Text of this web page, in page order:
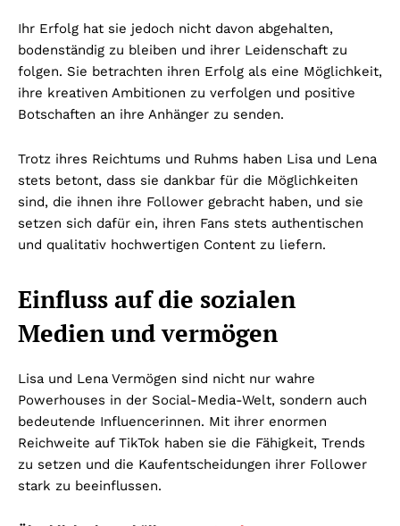
Ihr Erfolg hat sie jedoch nicht davon abgehalten,
bodenständig zu bleiben und ihrer Leidenschaft zu
folgen. Sie betrachten ihren Erfolg als eine Möglichkeit,
ihre kreativen Ambitionen zu verfolgen und positive
Botschaften an ihre Anhänger zu senden.
Trotz ihres Reichtums und Ruhms haben Lisa und Lena
stets betont, dass sie dankbar für die Möglichkeiten
sind, die ihnen ihre Follower gebracht haben, und sie
setzen sich dafür ein, ihren Fans stets authentischen
und qualitativ hochwertigen Content zu liefern.
Einfluss auf die sozialen
Medien und vermögen
Lisa und Lena Vermögen sind nicht nur wahre
Powerhouses in der Social-Media-Welt, sondern auch
bedeutende Influencerinnen. Mit ihrer enormen
Reichweite auf TikTok haben sie die Fähigkeit, Trends
zu setzen und die Kaufentscheidungen ihrer Follower
stark zu beeinflussen.